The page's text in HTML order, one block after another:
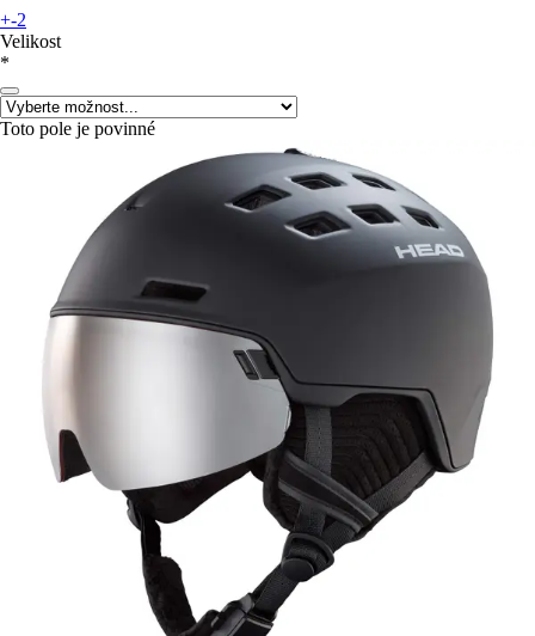
+-2
Velikost
*
Toto pole je povinné